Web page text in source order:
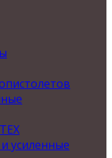
усиленные